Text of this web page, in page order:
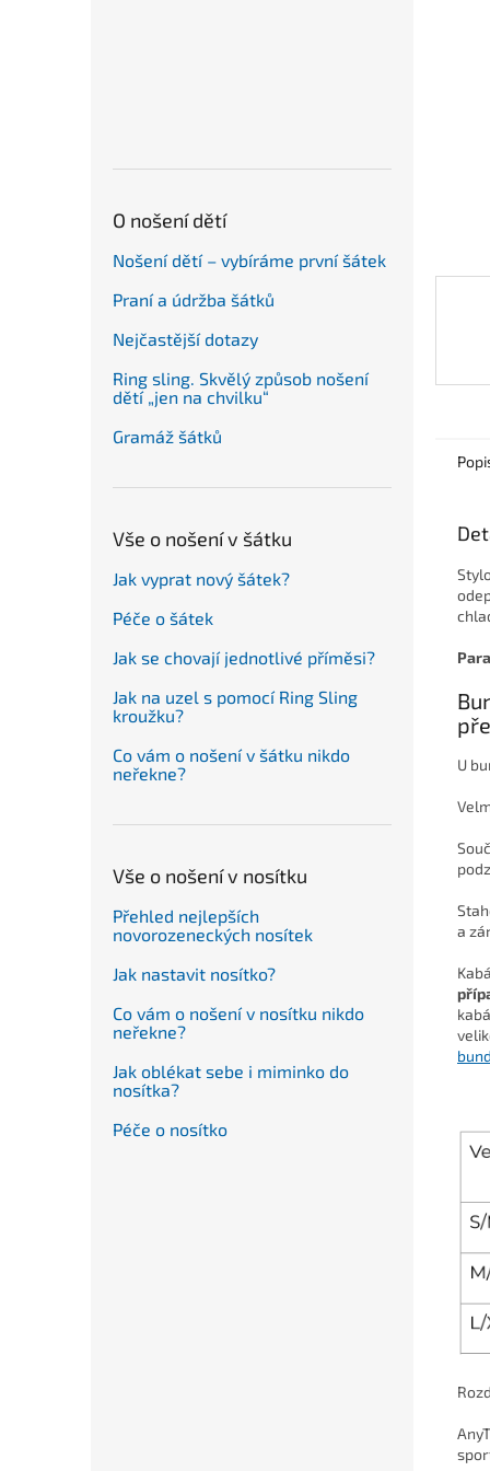
O nošení dětí
Nošení dětí – vybíráme první šátek
Praní a údržba šátků
Nejčastější dotazy
Ring sling. Skvělý způsob nošení
dětí „jen na chvilku“
Gramáž šátků
Vše o nošení v šátku
Jak vyprat nový šátek?
Péče o šátek
Jak se chovají jednotlivé příměsi?
Jak na uzel s pomocí Ring Sling
kroužku?
Co vám o nošení v šátku nikdo
neřekne?
Vše o nošení v nosítku
Přehled nejlepších
novorozeneckých nosítek
Jak nastavit nosítko?
Co vám o nošení v nosítku nikdo
neřekne?
Jak oblékat sebe i miminko do
nosítka?
Péče o nosítko
U
a